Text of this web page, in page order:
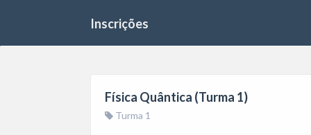
Inscrições
Física Quântica (Turma 1)
Turma 1